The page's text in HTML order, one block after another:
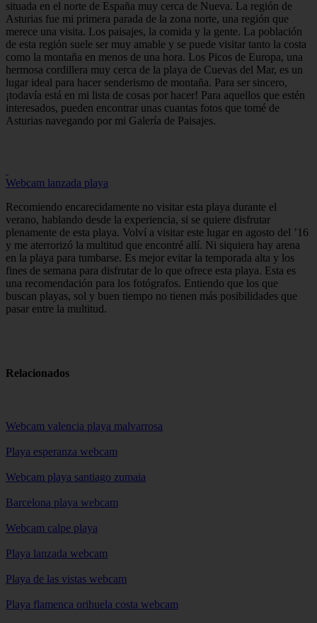
situada en el norte de España muy cerca de Nueva. La región de
Asturias fue mi primera parada de la zona norte, una región que
merece una visita. Los paisajes, la comida y la gente. La población
de esta región suele ser muy amable y se puede visitar tanto la costa
como la montaña en menos de una hora. Los Picos de Europa, una
hermosa cordillera muy cerca de la playa de Cuevas del Mar, es un
lugar ideal para hacer senderismo de montaña. Para ser sincero,
¡todavía está en mi lista de cosas por hacer! Para aquellos que estén
interesados, pueden encontrar unas cuantas fotos que tomé de
Asturias navegando por mi Galería de Paisajes.
Webcam lanzada playa
Recomiendo encarecidamente no visitar esta playa durante el
verano, hablando desde la experiencia, si se quiere disfrutar
plenamente de esta playa. Volví a visitar este lugar en agosto del ’16
y me aterrorizó la multitud que encontré allí. Ni siquiera hay arena
en la playa para tumbarse. Es mejor evitar la temporada alta y los
fines de semana para disfrutar de lo que ofrece esta playa. Esta es
una recomendación para los fotógrafos. Entiendo que los que
buscan playas, sol y buen tiempo no tienen más posibilidades que
pasar entre la multitud.
Relacionados
Webcam valencia playa malvarrosa
Playa esperanza webcam
Webcam playa santiago zumaia
Barcelona playa webcam
Webcam calpe playa
Playa lanzada webcam
Playa de las vistas webcam
Playa flamenca orihuela costa webcam